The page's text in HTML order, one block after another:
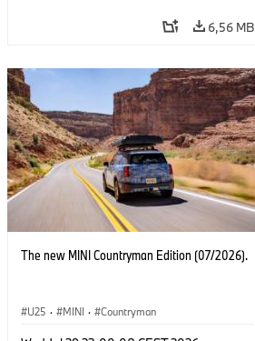
6,56 MB
The new MINI Countryman Edition (07/2026).
U25 · MINI · Countryman